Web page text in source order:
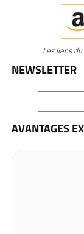
Les liens
NEWSLETTER
AVANTAGES